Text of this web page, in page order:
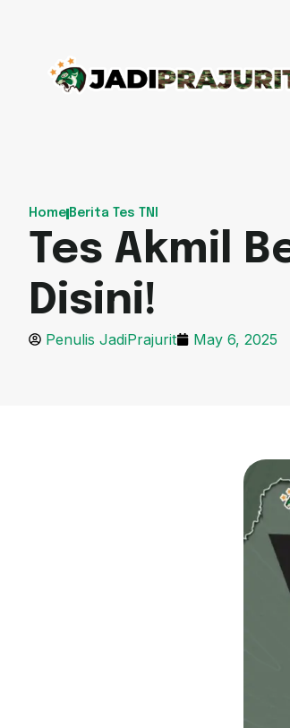
Home Berita Tes TNI
Tes Akmil
Disini!
Penulis JadiPrajurit May 6, 2025